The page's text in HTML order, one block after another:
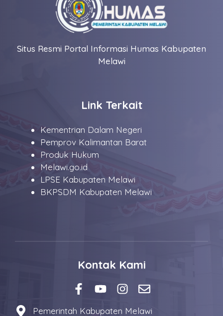
Situs Resmi Portal Informasi Humas Kabupaten
Melawi
Link Terkait
Kementrian Dalam Negeri
Pemprov Kalimantan Barat
Produk Hukum
Melawi.go.id
LPSE Kabupaten Melawi
BKPSDM Kabupaten Melawi
Kontak Kami
Pemerintah Kabupaten Melawi